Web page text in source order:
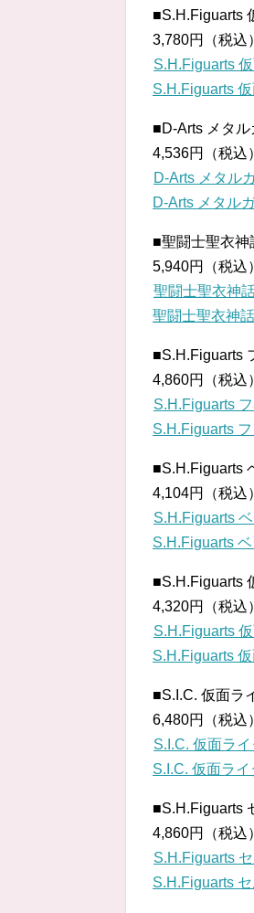
■S.H.Figuarts
3,780円（税込）
S.H.Figuarts
S.H.Figuarts
■D-Arts メタ
4,536円（税込）
D-Arts メタル
D-Arts メタル
■聖闘士聖衣神
5,940円（税込）
聖闘士聖衣神
聖闘士聖衣神
■S.H.Figuarts
4,860円（税込）
S.H.Figuarts
S.H.Figuarts
■S.H.Figuarts
4,104円（税込）
S.H.Figuarts
S.H.Figuarts
■S.H.Figuarts
4,320円（税込）
S.H.Figuarts
S.H.Figuarts
■S.I.C. 仮面ラ
6,480円（税込）
S.I.C. 仮面ラ
S.I.C. 仮面ラ
■S.H.Figuarts
4,860円（税込）
S.H.Figuarts
S.H.Figuarts